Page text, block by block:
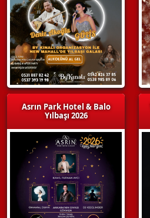
Asrın Park Hotel & Balo
Yılbaşı 2026